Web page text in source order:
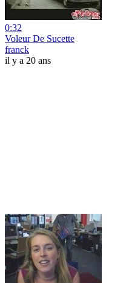
0:32
Voleur De Sucette
franck
il y a 20 ans